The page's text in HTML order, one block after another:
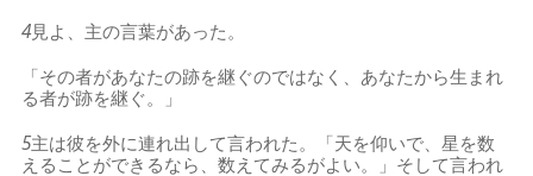
4見よ、主の言葉があった。
「その者があなたの跡を継ぐのではなく、あなたから生まれ
る者が跡を継ぐ。」
5主は彼を外に連れ出して言われた。「天を仰いで、星を数
えることができるなら、数えてみるがよい。」そして言われ